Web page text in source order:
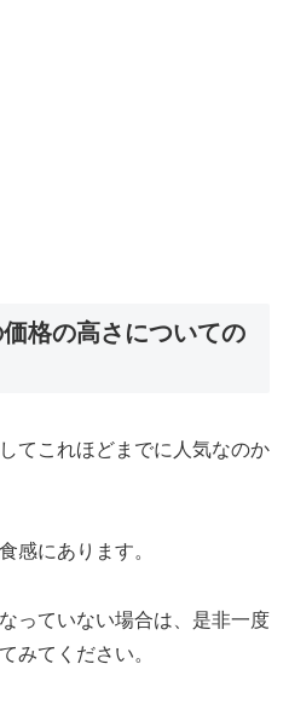
格の高さについての
てこれほどまでに人気なのか
感にあります。
っていない場合は、是非一度
みてください。